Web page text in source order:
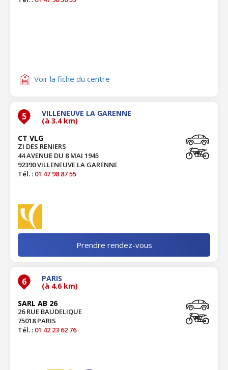
Voir la fiche du centre
5 VILLENEUVE LA GARENNE
(à 3.4 km)
CT VLG
ZI DES RENIERS
44 AVENUE DU 8 MAI 1945
92390 VILLENEUVE LA GARENNE
Tél. : 01 47 98 87 55
Prendre rendez-vous
6 PARIS
(à 4.6 km)
SARL AB 26
26 RUE BAUDELIQUE
75018 PARIS
Tél. : 01 42 23 62 76